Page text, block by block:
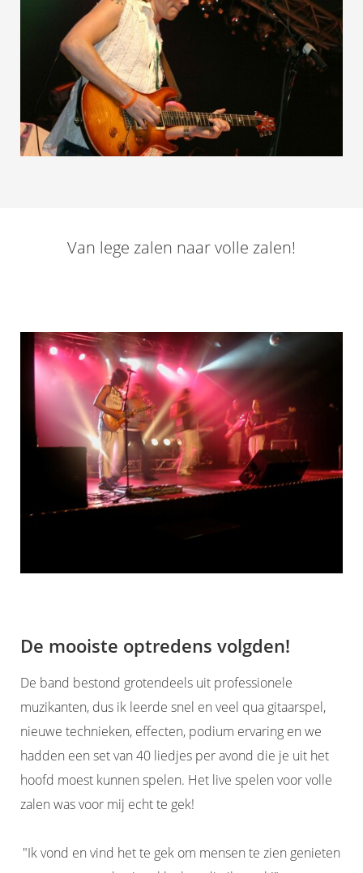
Van lege zalen naar volle zalen!
De mooiste optredens volgden!
De band bestond grotendeels uit professionele
muzikanten, dus ik leerde snel en veel qua gitaarspel,
nieuwe technieken, effecten, podium ervaring en we
hadden een set van 40 liedjes per avond die je uit het
hoofd moest kunnen spelen. Het live spelen voor volle
zalen was voor mij echt te gek!
"Ik vond en vind het te gek om mensen te zien genieten